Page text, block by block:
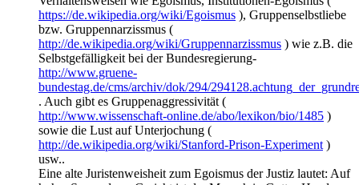
https://de.wikipedia.org/wiki/Egoismus ), Gruppenselbstliebe
bzw. Gruppennarzissmus (
http://de.wikipedia.org/wiki/Gruppennarzissmus ) wie z.B. die
Selbstgefälligkeit bei der Bundesregierung-
http://www.gruene-
bundestag.de/cms/archiv/dok/294/
. Auch gibt es Gruppenaggressivität (
http://www.wissenschaft-online.de/abo/lexikon/bio/1485 )
sowie die Lust auf Unterjochung (
http://de.wikipedia.org/wiki/Stanford-Prison-Experiment )
usw..
Eine alte Juristenweisheit zum Egoismus der Justiz lautet: Auf